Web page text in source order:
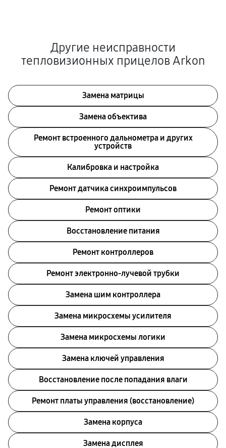
Другие неисправности
тепловизионных прицелов Arkon
Замена матрицы
Замена объектива
Ремонт встроенного дальнометра и других
устройств
Калибровка и настройка
Ремонт датчика синхроимпульсов
Ремонт оптики
Восстановление питания
Ремонт контроллеров
Ремонт электронно-лучевой трубки
Замена шим контроллера
Замена микросхемы усилителя
Замена микросхемы логики
Замена ключей управления
Восстановление после попадания влаги
Ремонт платы управления (восстановление)
Замена корпуса
Замена дисплея